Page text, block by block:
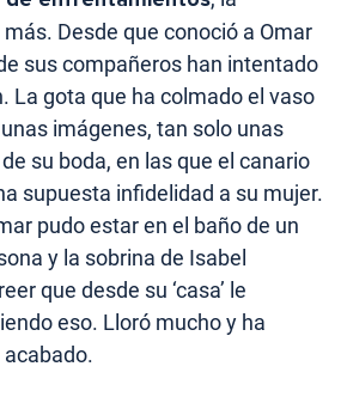
Desde que conoció a Omar
sus compañeros han intentado
La gota que ha colmado el vaso
imágenes, tan solo unas
su boda, en las que el canario
supuesta infidelidad a su mujer.
pudo estar en el baño de un
y la sobrina de Isabel
que desde su ‘casa’ le
eso. Lloró mucho y ha